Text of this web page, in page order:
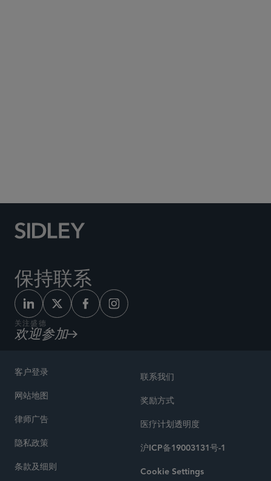
保持联系
关注盛德
欢迎参加
客户登录
网站地图
律师广告
隐私政策
条款及细则
联系我们
奖励方式
医疗计划透明度
沪ICP备19003131号-1
Cookie Settings